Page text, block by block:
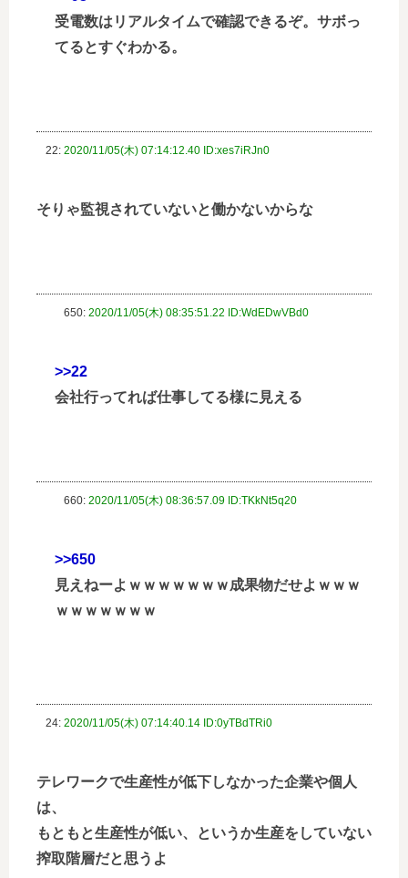
受電数はリアルタイムで確認できるぞ。サボっ
てるとすぐわかる。
22: 2020/11/05(木) 07:14:12.40 ID:xes7iRJn0
そりゃ監視されていないと働かないからな
650: 2020/11/05(木) 08:35:51.22 ID:WdEDwVBd0
>>22
会社行ってれば仕事してる様に見える
660: 2020/11/05(木) 08:36:57.09 ID:TKkNt5q20
>>650
見えねーよｗｗｗｗｗｗｗ成果物だせよｗｗｗ
ｗｗｗｗｗｗｗ
24: 2020/11/05(木) 07:14:40.14 ID:0yTBdTRi0
テレワークで生産性が低下しなかった企業や個人
は、
もともと生産性が低い、というか生産をしていない
搾取階層だと思うよ